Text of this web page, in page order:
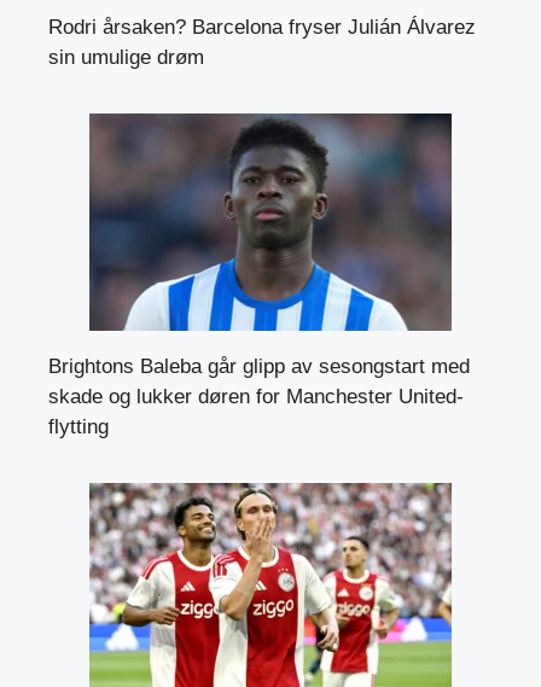
Rodri årsaken? Barcelona fryser Julián Álvarez
sin umulige drøm
Brightons Baleba går glipp av sesongstart med
skade og lukker døren for Manchester United-
flytting